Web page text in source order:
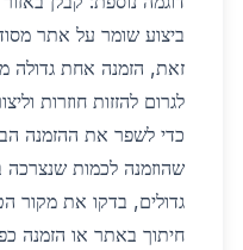
ביצוע שומר על אתר
זאת, הזמנה אחת גדולה
לגרום להזזות חוזרות
כדי לשפר את ההזמנה
שהוזמנה לכמות שנצרכה
גדולים, בדקו את מקור
חיתוך באתר או הזמנה